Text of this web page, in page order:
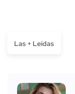
Las + Leídas